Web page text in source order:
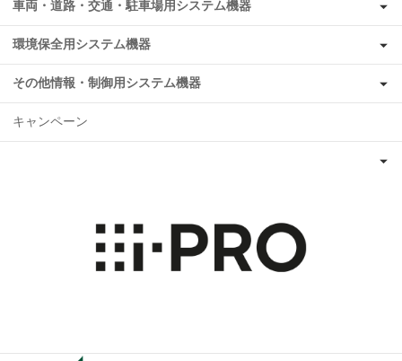
車両・道路・交通・駐車場用システム機器
環境保全用システム機器
その他情報・制御用システム機器
キャンペーン